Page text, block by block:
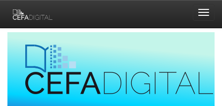
navigation